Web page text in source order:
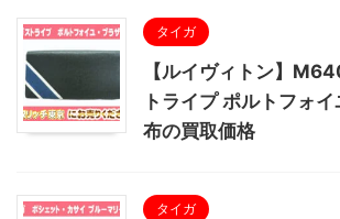
タイガ
【ルイヴィトン】
トライプ ポルトフォ
布の買取価格
タイガ